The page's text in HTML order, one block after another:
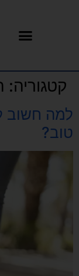
קטגוריה:
למה חשוב
טוב?